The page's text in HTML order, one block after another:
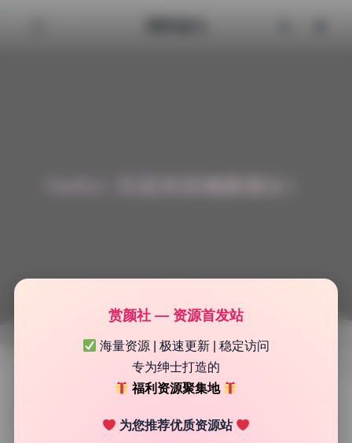
赏颜社 — 资源首发站
海量资源 | 极速更新 | 稳定访问
专为绅士打造的
福利资源聚集地
为您推荐优质资源站